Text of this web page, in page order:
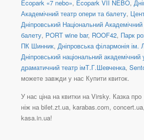
Ecopark «7 nebo», Ecopark VII NEBO,
Академічний театр опери та балету,
Дніпровський Національний
балету, PORT wine bar, ROOF42, Парк
ПК Шинник, Дніпровська філармонія ім.
Дніпровський національний академічний
драматичний театр імТ.Г.Шевченка,
можете завжди у нас Купити квиток.
У нас ціна на квитки на Virsky. Казка про
ніж на bilet.zt.ua, karabas.com,
kasa.in.ua!